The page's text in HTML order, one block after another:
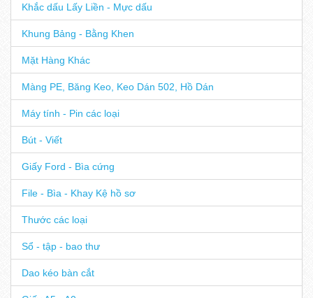
Khắc dấu Lấy Liền - Mực dấu
Khung Bảng - Bằng Khen
Mặt Hàng Khác
Màng PE, Băng Keo, Keo Dán 502, Hồ Dán
Máy tính - Pin các loại
Bút - Viết
Giấy Ford - Bìa cứng
File - Bìa - Khay Kệ hồ sơ
Thước các loại
Sổ - tập - bao thư
Dao kéo bàn cắt